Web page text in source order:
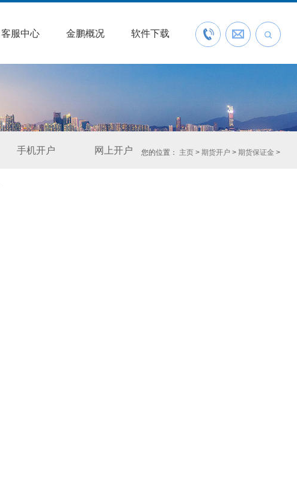
联系我们预约开户
客服中心 金鹏概况 软件下载
手机开户 网上开户 您的位置： 主页 >期货开户 >期货保证金 >